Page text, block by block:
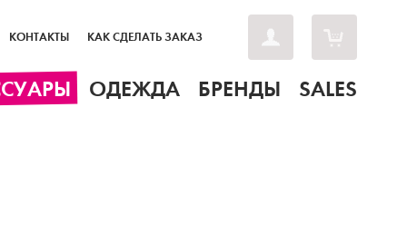
КОНТАКТЫ КАК СДЕЛАТЬ ЗАКАЗ
ОДЕЖДА БРЕНДЫ SALES